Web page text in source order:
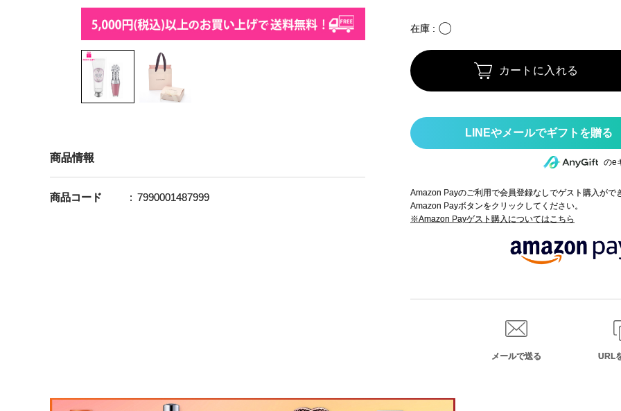
在庫 〇
カートに入れる
のe
Amazon Payのご利用で会員登録なしでゲスト購入がで
Amazon Payボタンをクリックしてください。
※Amazon Payゲスト購入についてはこちら
メールで送る URL
商品情報
商品コード 7990001487999